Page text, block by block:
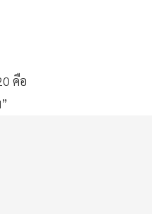
คือ
โลก” ไปแลกกับ logistics